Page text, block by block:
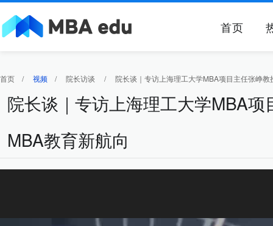
首页
首页 / 视频 / 院长访谈 / 院长谈｜专访上海理工大学MBA项目主任张峥
院长谈｜专访上海理工大学MBA
MBA教育新航向